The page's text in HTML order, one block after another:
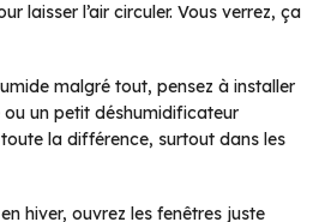
laisser l’air circuler. Vous verrez, ça
malgré tout, pensez à installer
ou un petit déshumidificateur
la différence, surtout dans les
hiver, ouvrez les fenêtres juste